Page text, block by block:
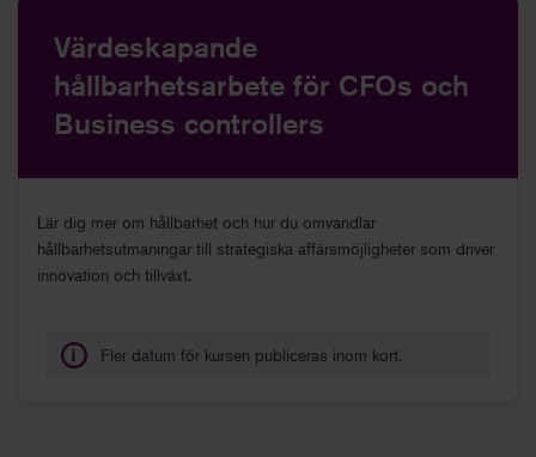
Värdeskapande
hållbarhetsarbete för CFOs och
Business controllers
Lär dig mer om hållbarhet och hur du omvandlar
hållbarhetsutmaningar till strategiska affärsmöjligheter som driver
innovation och tillväxt.
Fler datum för kursen publiceras inom kort.